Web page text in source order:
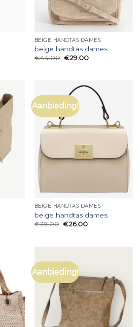
BEIGE HANDTAS DAMES
beige handtas dames
€44.00 €29.00
Aanbieding!
BEIGE HANDTAS DAMES
beige handtas dames
€39.00 €26.00
Aanbieding!